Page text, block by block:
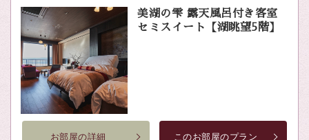
美湖の雫 露天風呂付き客室
セミスイート【湖眺望5階】
お部屋の詳細 このお部屋のプラン